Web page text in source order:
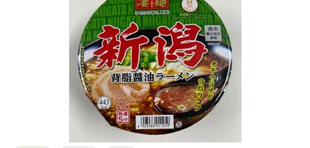
の赤いのを･･･どんだけ辛党なんや〜ってツッコまれそう
ですが😅やっぱ白髪にした方がカッコいいです😄頭は